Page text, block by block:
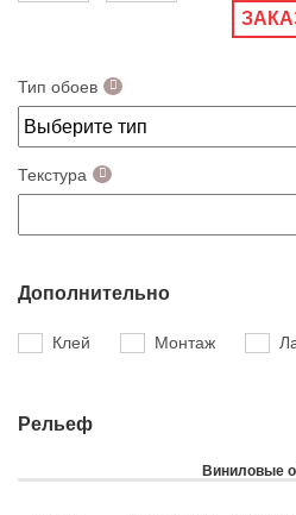
Тип обоев
Текстура
Дополнительно
Клей Монтаж
Рельеф
Виниловые